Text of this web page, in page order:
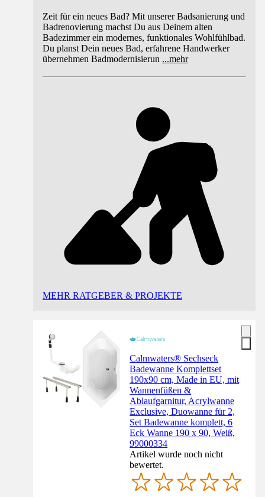
Zeit für ein neues Bad? Mit unserer Badsanierung und
Badrenovierung machst Du aus Deinem alten
Badezimmer ein modernes, funktionales Wohlfühlbad.
Du planst Dein neues Bad, erfahrene Handwerker
übernehmen Badmodernisierun ...mehr
MEHR RATGEBER & PROJEKTE
Calmwaters® Sechseck
Badewanne Komplettset
190x90 cm, Made in EU, mit
Wannenfüßen &
Ablaufgarnitur, Acrylwanne
Exclusive, Duowanne für 2,
Set Badewanne komplett, 6
Eck Wanne 190 x 90, Weiß,
99000334
Artikel wurde noch nicht
bewertet.